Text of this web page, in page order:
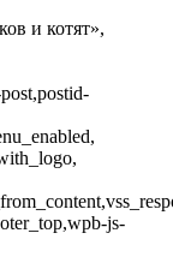
и котят»,
js-